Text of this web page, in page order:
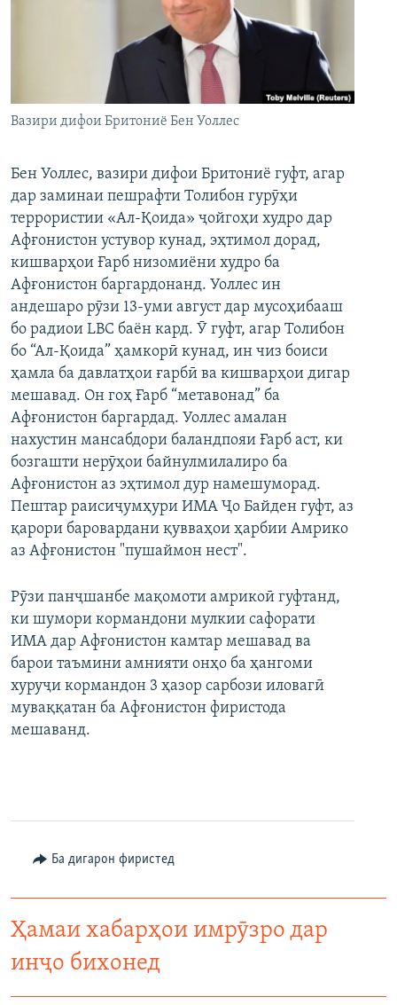
Ҳамаи сомонаҳои RFE/RL
Вазири дифои Бритониё Бен Уоллес
Бен Уоллес, вазири дифои Бритониё гуфт, агар
дар заминаи пешрафти Толибон гурӯҳи
террористии «Ал-Қоида» ҷойгоҳи худро дар
Афғонистон устувор кунад, эҳтимол дорад,
кишварҳои Ғарб низомиёни худро ба
Афғонистон баргардонанд. Уоллес ин
андешаро рӯзи 13-уми август дар мусоҳибааш
бо радиои LBC баён кард. Ӯ гуфт, агар Толибон
бо “Ал-Қоида” ҳамкорӣ кунад, ин чиз боиси
ҳамла ба давлатҳои ғарбӣ ва кишварҳои дигар
мешавад. Он гоҳ Ғарб “метавонад” ба
Афғонистон баргардад. Уоллес амалан
нахустин мансабдори баландпояи Ғарб аст, ки
бозгашти нерӯҳои байнулмилалиро ба
Афғонистон аз эҳтимол дур намешуморад.
Пештар раисиҷумҳури ИМА Ҷо Байден гуфт, аз
қарори баровардани қувваҳои ҳарбии Амрико
аз Афғонистон "пушаймон нест".
Рӯзи панҷшанбе мақомоти амрикоӣ гуфтанд,
ки шумори кормандони мулкии сафорати
ИМА дар Афғонистон камтар мешавад ва
барои таъмини амнияти онҳо ба ҳангоми
хуруҷи кормандон 3 ҳазор сарбози иловагӣ
муваққатан ба Афғонистон фиристода
мешаванд.
Ба дигарон фиристед
Ҳамаи хабарҳои имрӯзро дар
инҷо бихонед